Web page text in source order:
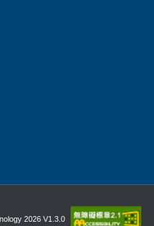
2026 V1.3.0